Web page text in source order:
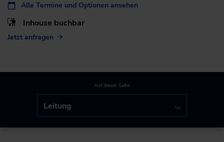
Alle Termine und Optionen ansehen
Inhouse buchbar
Jetzt anfragen
Auf dieser Seite:
Leitung